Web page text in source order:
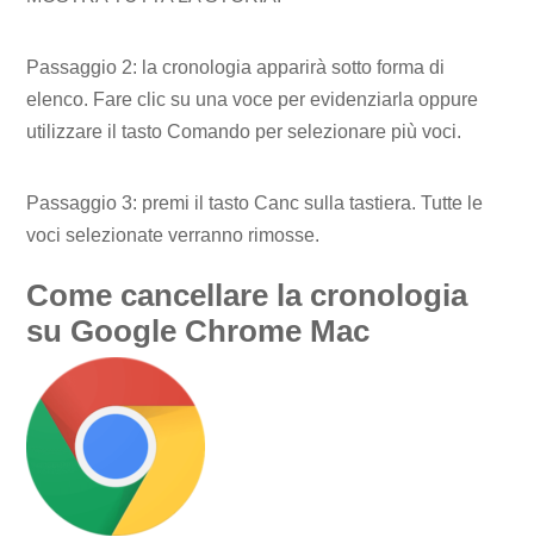
Passaggio 2: la cronologia apparirà sotto forma di
elenco. Fare clic su una voce per evidenziarla oppure
utilizzare il tasto Comando per selezionare più voci.
Passaggio 3: premi il tasto Canc sulla tastiera. Tutte le
voci selezionate verranno rimosse.
Come cancellare la cronologia
su Google Chrome Mac